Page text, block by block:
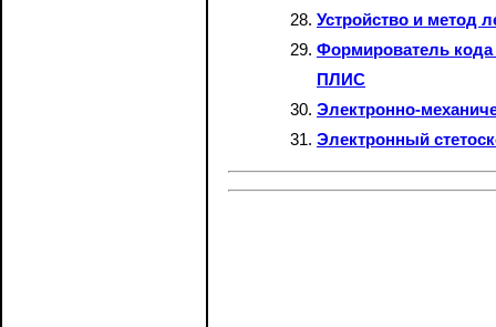
Устройство и метод
Формирователь кода
ПЛИС
Электронно-
Электронный